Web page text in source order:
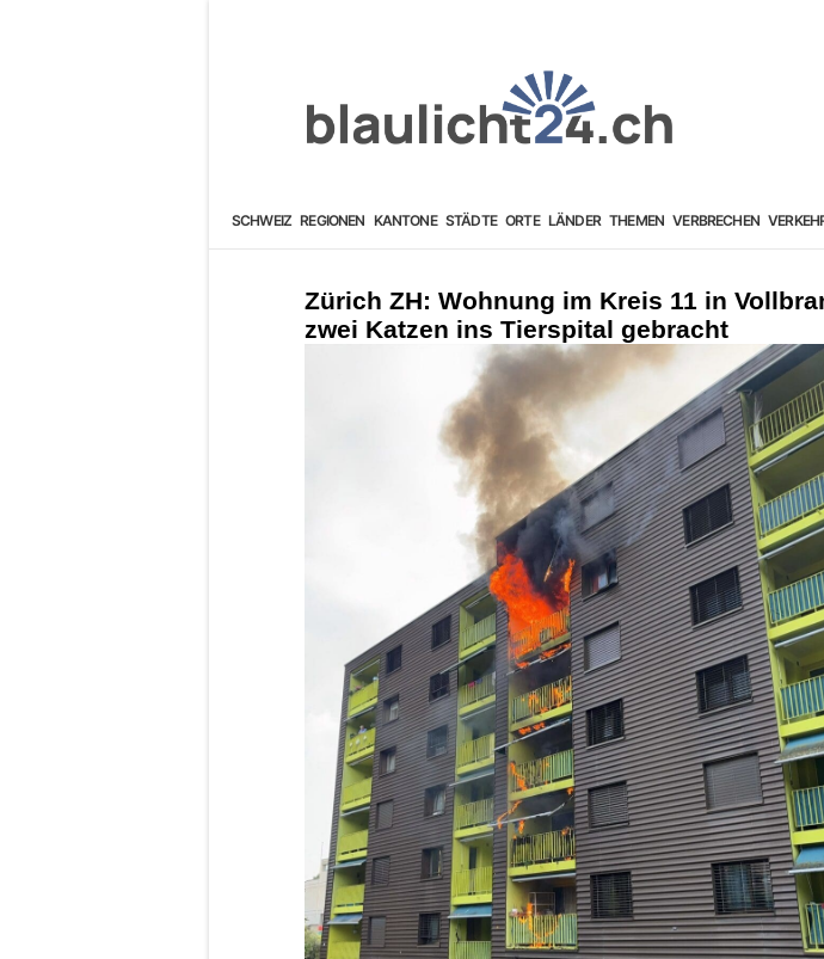
SCHWEIZ REGIONEN KANTONE STÄDTE ORTE LÄNDER THEMEN VERBRECHEN
Zürich ZH: Wohnung im Kreis 11 in
zwei Katzen ins Tierspital gebracht